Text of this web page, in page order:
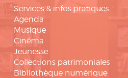
Services & infos pratiques
Agenda
Musique
Cinéma
Jeunesse
Collections patrimoniales
Bibliothèque numérique